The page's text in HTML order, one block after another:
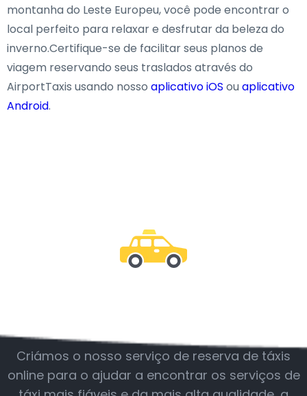
montanha do Leste Europeu, você pode encontrar o
local perfeito para relaxar e desfrutar da beleza do
inverno.Certifique-se de facilitar seus planos de
viagem reservando seus traslados através do
AirportTaxis usando nosso aplicativo iOS ouaplicativo
Android.
Criámos o nosso serviço de reserva de táxis
online para o ajudar a encontrar os serviços de